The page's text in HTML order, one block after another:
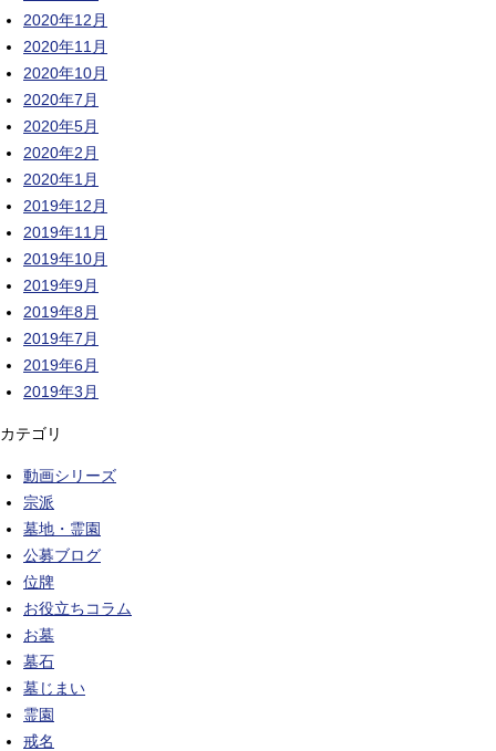
2020年12月
2020年11月
2020年10月
2020年7月
2020年5月
2020年2月
2020年1月
2019年12月
2019年11月
2019年10月
2019年9月
2019年8月
2019年7月
2019年6月
2019年3月
カテゴリ
動画シリーズ
宗派
墓地・霊園
公募ブログ
位牌
お役立ちコラム
お墓
墓石
墓じまい
霊園
戒名